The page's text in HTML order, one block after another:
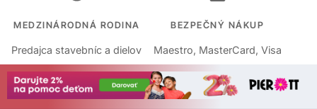
MEDZINÁRODNÁ RODINA
Predajca stavebníc a dielov
BEZPEČNÝ NÁKUP
Maestro, MasterCard, Visa